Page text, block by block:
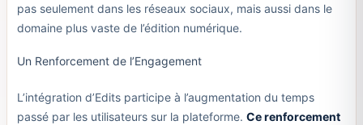
pas seulement dans les réseaux sociaux, mais aussi dans le
domaine plus vaste de l’édition numérique.
Un Renforcement de l’Engagement
L’intégration d’Edits participe à l’augmentation du temps
passé par les utilisateurs sur la plateforme. Ce renforcement